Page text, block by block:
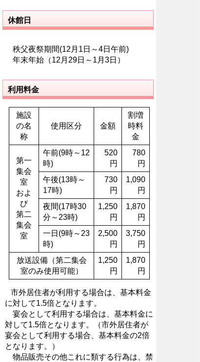
休館日
秩父夜祭期間(12月1日～4日午前)
年末年始（12月29日～1月3日）
利用料金
施設
の名
称
使用区分 金額
割増
時料
金
第一
集会
室
およ
び
第二
集会
室
午前(9時～12
時)
520
円
780
円
午後(13時～
17時)
730
円
1,090
円
夜間(17時30
分～23時)
1,250
円
1,870
円
一日(9時～23
時)
2,500
円
3,750
円
放送設備（第二集会
室のみ使用可能）
1,250
円
1,870
円
市外居住者が利用する場合は、基本料金
に対して1.5倍となります。
宴会として利用する場合は、基本料金に
対して1.5倍となります。（市外居住者が
宴会として利用する場合、基本料金の2倍
となります。）
物品販売その他これに類する行為は、禁